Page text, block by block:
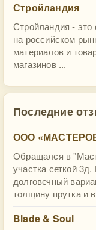
Стройландия
Стройландия - это
на российском
материалов и
магазинов ...
Последние
ООО
Обращался в
участка сеткой
долговечный
толщину прутка и
Blade & Soul